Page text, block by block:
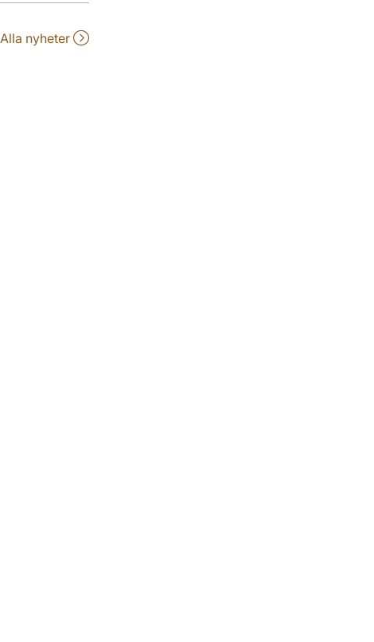
Alla nyheter